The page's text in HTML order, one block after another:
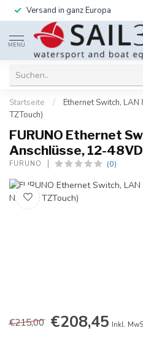
Versand in ganz Europa
MENÜ
Startseite /
Ethernet Switch,
TZTouch)
FURUNO Ethernet
Anschlüsse, 12-
FURUNO (0)
€215,00 €208,45 Inkl.